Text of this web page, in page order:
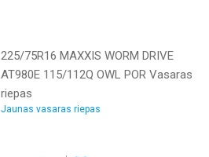
225/75R16 MAXXIS WORM DRIVE
AT980E 115/112Q OWL POR Vasaras
riepas
Jaunas vasaras riepas